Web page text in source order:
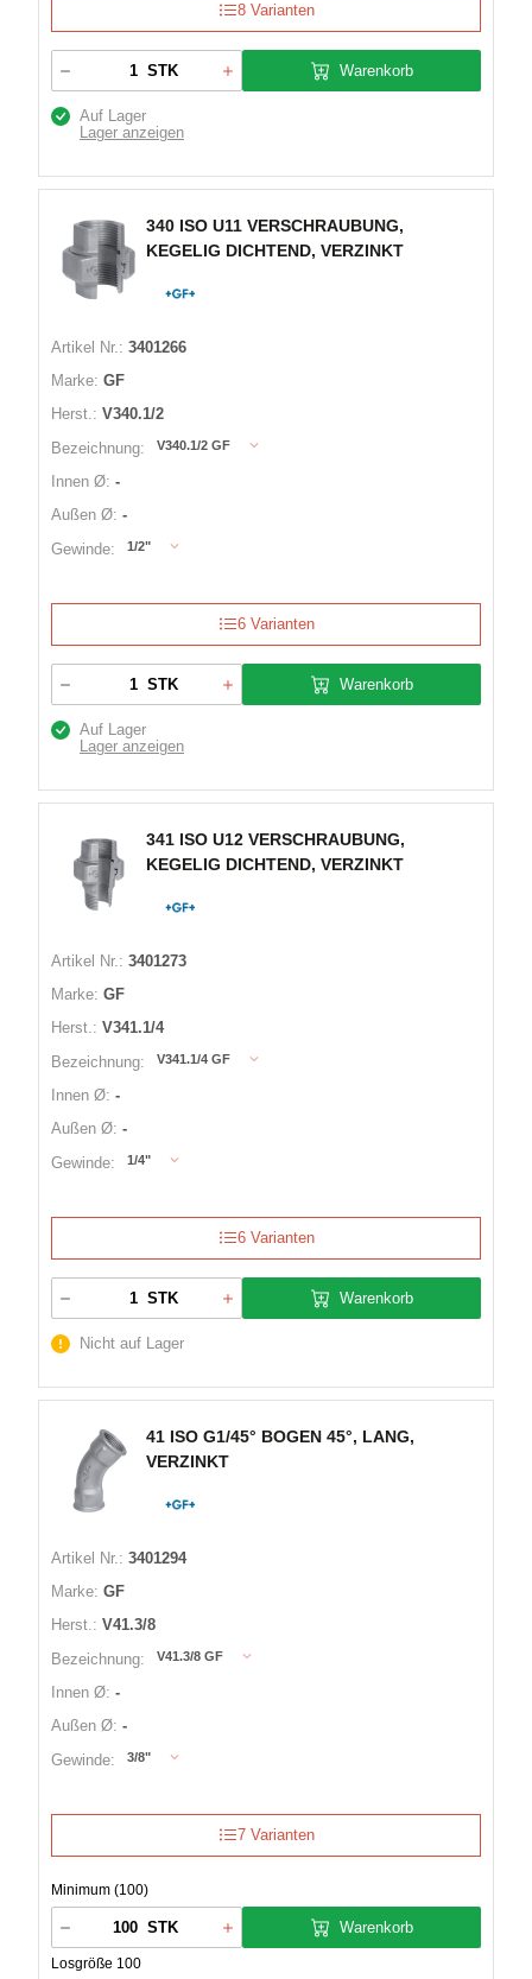
8 Varianten
STK Warenkorb
Auf Lager
Lager anzeigen
340 ISO U11 VERSCHRAUBUNG,
KEGELIG DICHTEND, VERZINKT
Artikel Nr.: 3401266
Marke: GF
Herst.: V340.1/2
Bezeichnung:
V340.1/2 GF
Innen Ø: -
Außen Ø: -
Gewinde:
1/2"
6 Varianten
STK Warenkorb
Auf Lager
Lager anzeigen
341 ISO U12 VERSCHRAUBUNG,
KEGELIG DICHTEND, VERZINKT
Artikel Nr.: 3401273
Marke: GF
Herst.: V341.1/4
Bezeichnung:
V341.1/4 GF
Innen Ø: -
Außen Ø: -
Gewinde:
1/4"
6 Varianten
STK Warenkorb
Nicht auf Lager
41 ISO G1/45° BOGEN 45°, LANG,
VERZINKT
Artikel Nr.: 3401294
Marke: GF
Herst.: V41.3/8
Bezeichnung:
V41.3/8 GF
Innen Ø: -
Außen Ø: -
Gewinde:
3/8"
7 Varianten
Minimum (100)
STK
Losgröße 100
Warenkorb